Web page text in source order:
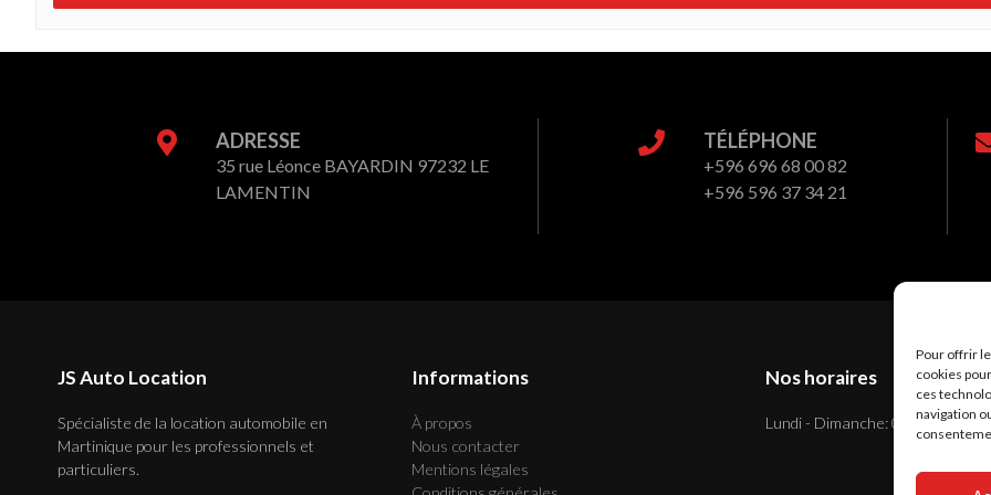
Pour offrir
cookies
ces
navigation
ADRESSE
35 rue Léonce BAYARDIN 97232 LE
LAMENTIN
TÉLÉPHONE
+596 696 68 00 82
+596 596 37 34 21
JS Auto Location
Spécialiste de la location automobile en
Martinique pour les professionnels et
particuliers.
Informations
À propos
Nous contacter
Mentions légales
Nos horaires
Lundi - Dimanche: 06:00 - 23:00